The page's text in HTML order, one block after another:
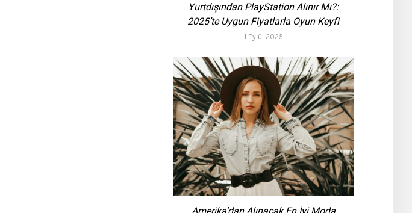
Yurtdışından PlayStation Alınır Mı?:
2025’te Uygun Fiyatlarla Oyun Keyfi
1 Eylül 2025